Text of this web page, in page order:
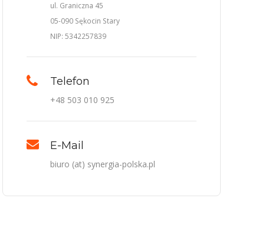
ul. Graniczna 45
05-090 Sękocin Stary
NIP: 5342257839
Telefon
+48 503 010 925
E-Mail
biuro (at) synergia-polska.pl